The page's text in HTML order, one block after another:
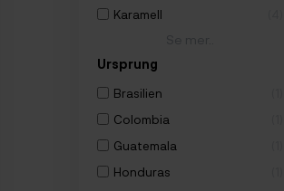
Karamell
Ursprung
Brasilien
Colombia
Guatemala
Honduras